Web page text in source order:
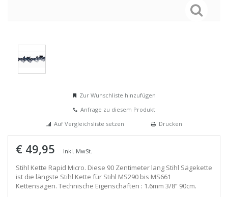
Zur Wunschliste hinzufügen
Anfrage zu diesem Produkt
Auf Vergleichsliste setzen
Drucken
€ 49,95 Inkl. MwSt.
Stihl Kette Rapid Micro. Diese 90 Zentimeter lang Stihl Sägekette
ist die längste Stihl Kette für Stihl MS290 bis MS661
Kettensägen. Technische Eigenschaften : 1.6mm 3/8“ 90cm.